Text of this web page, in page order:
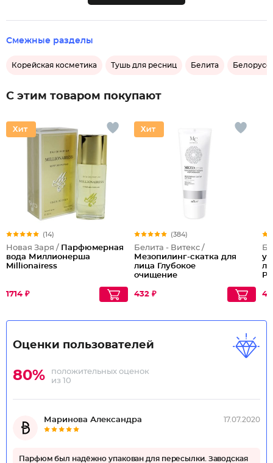
Смежные разделы
Корейская косметика Тушь для ресниц Белита
С этим товаром покупают
(14)
Новая Заря / Парфюмерная
вода Миллионерша
Millionairess
1714 ₽
(384)
Белита - Витекс /
Мезопилинг-скатка для
лица Глубокое
очищение
432 ₽
Оценки пользователей
80%
положительных оценок
из 10
Маринова Александра 17.07.2020
Парфюм был надёжно упакован для пересылки. Заводская